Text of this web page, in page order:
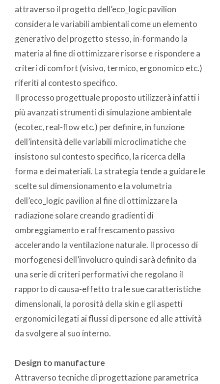
attraverso il progetto dell’eco_logic pavilion
considera le variabili ambientali come un elemento
generativo del progetto stesso, in-formando la
materia al fine di ottimizzare risorse e rispondere a
criteri di comfort (visivo, termico, ergonomico etc.)
riferiti al contesto specifico.
Il processo progettuale proposto utilizzerà infatti i
più avanzati strumenti di simulazione ambientale
(ecotec, real-flow etc.) per definire, in funzione
dell’intensità delle variabili microclimatiche che
insistono sul contesto specifico, la ricerca della
forma e dei materiali. La strategia tende a guidare le
scelte sul dimensionamento e la volumetria
dell’eco_logic pavilion al fine di ottimizzare la
radiazione solare creando gradienti di
ombreggiamento e raffrescamento passivo
accelerando la ventilazione naturale. Il processo di
morfogenesi dell’involucro quindi sarà definito da
una serie di criteri performativi che regolano il
rapporto di causa-effetto tra le sue caratteristiche
dimensionali, la porosità della skin e gli aspetti
ergonomici legati ai flussi di persone ed alle attività
da svolgere al suo interno.
Design to manufacture
Attraverso tecniche di progettazione parametrica